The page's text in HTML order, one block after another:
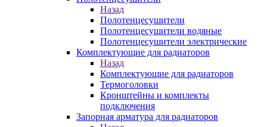
Назад
Полотенцесушители
Полотенцесушители водяные
Полотенцесушители электрические
Комплектующие для радиаторов
Назад
Комплектующие для радиаторов
Термоголовки
Кронштейны и комплекты
подключения
Запорная арматура для радиаторов